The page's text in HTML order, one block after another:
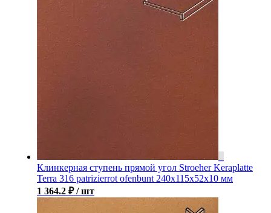
Клинкерная ступень прямой угол Stroeher Keraplatte
Terra 316 patrizierrot ofenbunt 240х115х52х10 мм
1 364.2 ₽ / шт